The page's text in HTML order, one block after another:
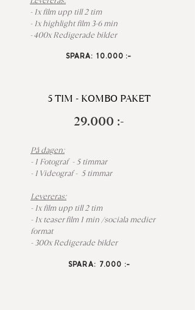
- 1x film upp till 2 tim
- 1x highlight film 3-6 min
- 400x Redigerade bilder
SPARA: 10.000 :-
5 TIM - KOMBO PAKET
29.000 :-
På dagen:
- 1 Fotograf - 5 timmar
- 1 Videograf - 5 timmar
Levereras:
- 1x film upp till 2 tim
- 1x teaser film 1 min /sociala medier
format
- 300x Redigerade bilder
SPARA: 7.000 :-